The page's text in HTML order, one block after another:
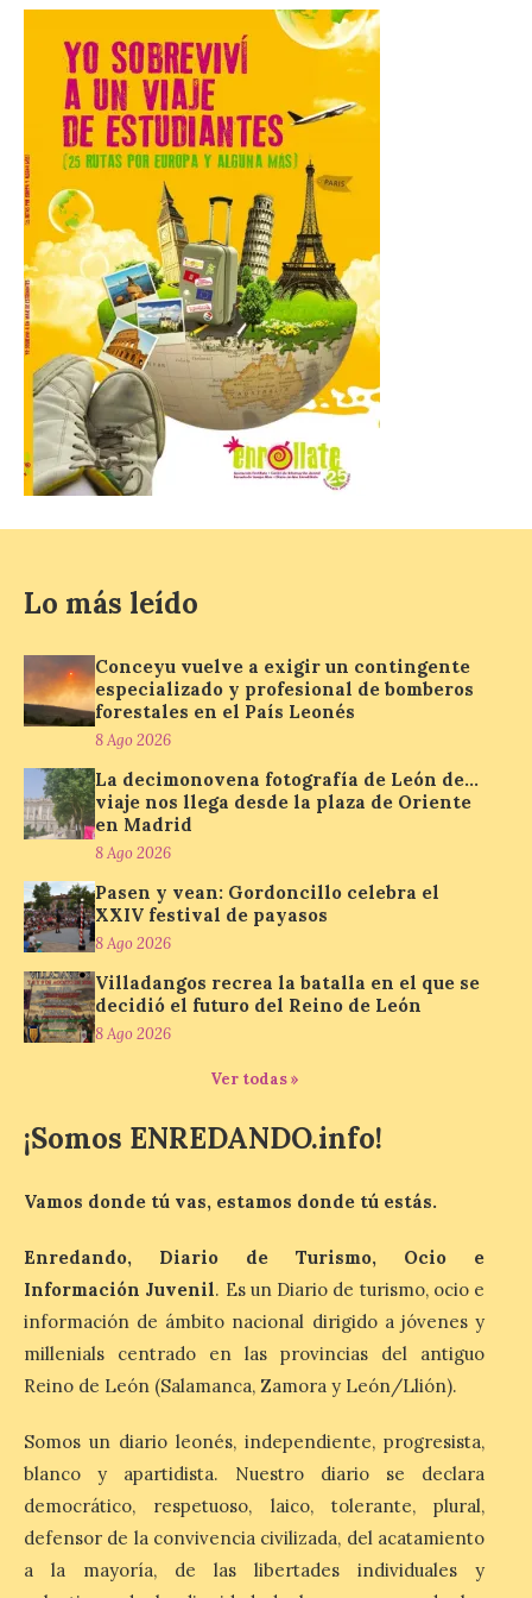
Incide en que el eclipse se
verá desde múltiples
puntos de la ciudad, por lo
que no será necesario
desplazarse y se
recomienda no acudir a Gijón/Xixón en
coche ni usarlo ese día. Los accesos a
la Campa Torres y La […]
La decimonovena
fotografía de León de…
viaje nos llega desde la
plaza de Oriente en
Madrid
8 Ago 2026
organizado por la sección
juvenil de la Asociación
Turismo, Ocio e Información para
jóvenes “Enredando.info”. Pilar Aller Aller
nos envía la décimo […]
Los minerales y sus usos
más comunes centran la
nueva exposición del
Museo de la Siderurgia y
la Minería de Sabero
8 Ago 2026
La exposición que se
inaugurará el sábado día 8
media de la mañana,
León’, podrá visitarse hasta finales del
La Bañeza inicia sus
fiestas con el pregón a
cargo de Arturo Martínez
Matilla
8 Ago 2026
El Ayuntamiento de La
Bañeza designa a Arturo
Martínez Matilla como
pregonero de las Fiestas
2026. Tendrá lugar este
sábado 8 de agosto a las 21,00 horas en el
teatro municipal de La Bañeza. El
comunicador astorgano Arturo Martínez
Lo más leído
Conceyu vuelve a exigir un contingente
especializado y profesional de bomberos
forestales en el País Leonés
8 Ago 2026
La decimonovena fotografía de León de…
viaje nos llega desde la plaza de Oriente
en Madrid
8 Ago 2026
Pasen y vean: Gordoncillo celebra el
XXIV festival de payasos
8 Ago 2026
Villadangos recrea la batalla en el que se
decidió el futuro del Reino de León
8 Ago 2026
Ver todas »
¡Somos ENREDANDO.info!
Vamos donde tú vas, estamos donde tú estás.
Enredando, Diario de Turismo, Ocio e
Información Juvenil. Es un Diario de turismo, ocio e
información de ámbito nacional dirigido a jóvenes y
millenials centrado en las provincias del antiguo
Reino de León (Salamanca, Zamora y León/Llión).
Somos un diario leonés, independiente, progresista,
blanco y apartidista. Nuestro diario se declara
democrático, respetuoso, laico, tolerante, plural,
defensor de la convivencia civilizada, del acatamiento
a la mayoría, de las libertades individuales y